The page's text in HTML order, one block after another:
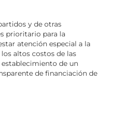
y de otras
prioritario para la
atención especial a la
altos costos de las
de un
de financiación de